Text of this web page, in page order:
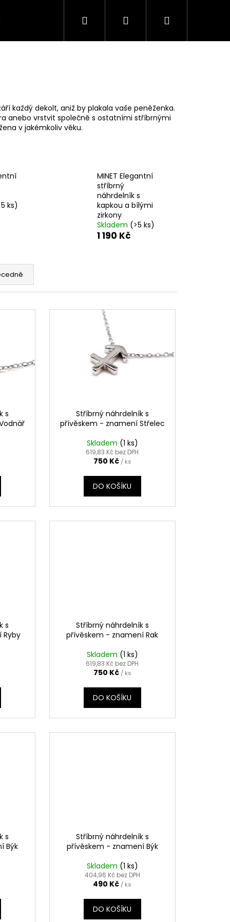
Hledat PřihlášeníNákupní
každý dekolt, aniž by plakala vaše peněženka.
anebo vrstvit společně s ostatními stříbrnými
v jakémkoliv věku.
ks)
MINET Elegantní
stříbrný
náhrdelník s
kapkou a bílými
zirkony
Skladem (>5 ks)
1 190 Kč
s
Stříbrný náhrdelník s
přívěskem - znamení Střelec
Skladem (1 ks)
619,83 Kč bez DPH
750 Kč / ks
DO KOŠÍKU
s
Stříbrný náhrdelník s
přívěskem - znamení Rak
Skladem (1 ks)
619,83 Kč bez DPH
750 Kč / ks
DO KOŠÍKU
s
Býk
Stříbrný náhrdelník s
přívěskem - znamení Býk
Skladem (1 ks)
404,96 Kč bez DPH
490 Kč / ks
DO KOŠÍKU